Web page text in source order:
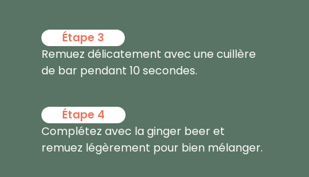
Étape 3
Remuez délicatement avec une cuillère
de bar pendant 10 secondes.
Étape 4
Complétez avec la ginger beer et
remuez légèrement pour bien mélanger.